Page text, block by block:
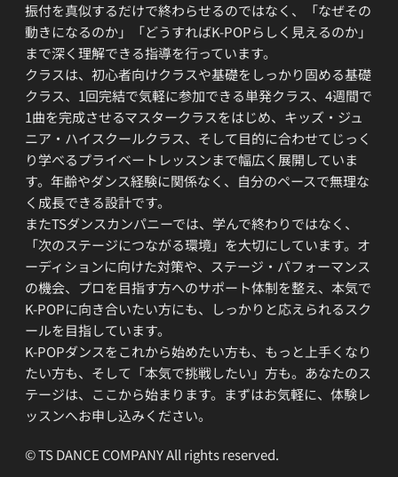
振付を真似するだけで終わらせるのではなく、「なぜその
動きになるのか」「どうすればK-POPらしく見えるのか」
まで深く理解できる指導を行っています。
クラスは、初心者向けクラスや基礎をしっかり固める基礎
クラス、1回完結で気軽に参加できる単発クラス、4週間で
1曲を完成させるマスタークラスをはじめ、キッズ・ジュ
ニア・ハイスクールクラス、そして目的に合わせてじっく
り学べるプライベートレッスンまで幅広く展開していま
す。年齢やダンス経験に関係なく、自分のペースで無理な
く成長できる設計です。
またTSダンスカンパニーでは、学んで終わりではなく、
「次のステージにつながる環境」を大切にしています。オ
ーディションに向けた対策や、ステージ・パフォーマンス
の機会、プロを目指す方へのサポート体制を整え、本気で
K-POPに向き合いたい方にも、しっかりと応えられるスク
ールを目指しています。
K-POPダンスをこれから始めたい方も、もっと上手くなり
たい方も、そして「本気で挑戦したい」方も。あなたのス
テージは、ここから始まります。まずはお気軽に、体験レ
ッスンへお申し込みください。
© TS DANCE COMPANY All rights reserved.